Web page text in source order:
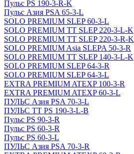
Пульс PS 190-3-R-K
Пульс Азия PSA 65-3-L
SOLO PREMIUM SLEP 60-3-L
SOLO PREMIUM ТТ SLEP 220-3-L-K
SOLO PREMIUM ТТ SLEP 220-3-R-K
SOLO PREMIUM Asia SLEPA 50-3-R
SOLO PREMIUM ТТ SLEP 140-3-L-K
SOLO PREMIUM SLEP 64-3-R
SOLO PREMIUM SLEP 64-3-L
EXTRA PREMIUM ATEXP 100-3-R
EXTRA PREMIUM ATEXP 60-3-L
ПУЛЬС Азия PSA 70-3-L
ПУЛЬС ТТ PS 190-3-L-B
Пульс PS 90-3-R
Пульс PS 60-3-R
Пульс PS 60-3-L
ПУЛЬС Азия PSA 70-3-R